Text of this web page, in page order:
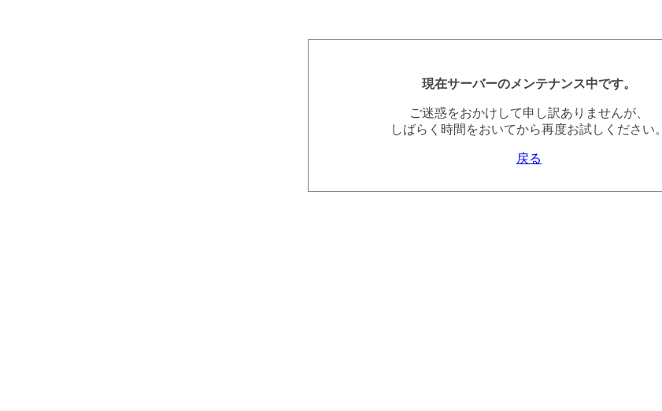
現在サーバーのメンテナンス中です。
ご迷惑をおかけして申し訳ありませんが、
しばらく時間をおいてから再度お試しください。
戻る